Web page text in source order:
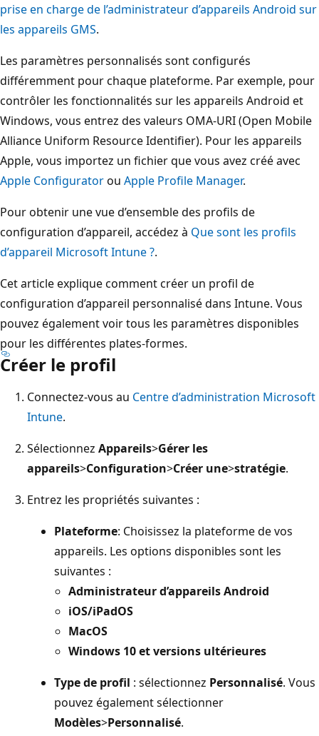
prise en charge de l’administrateur d’appareils Android sur
les appareils GMS.
Les paramètres personnalisés sont configurés
différemment pour chaque plateforme. Par exemple, pour
contrôler les fonctionnalités sur les appareils Android et
Windows, vous entrez des valeurs OMA-URI (Open Mobile
Alliance Uniform Resource Identifier). Pour les appareils
Apple, vous importez un fichier que vous avez créé avec
Apple Configuratorou Apple Profile Manager.
Pour obtenir une vue d’ensemble des profils de
configuration d’appareil, accédez à Que sont les profils
d’appareil Microsoft Intune ?.
Cet article explique comment créer un profil de
configuration d’appareil personnalisé dans Intune. Vous
pouvez également voir tous les paramètres disponibles
pour les différentes plates-formes.
Créer le profil
Connectez-vous au Centre d’administration Microsoft
Intune.
Sélectionnez Appareils>Gérer les
appareils>Configuration>Créer une>stratégie.
Entrez les propriétés suivantes :
Plateforme: Choisissez la plateforme de vos
appareils. Les options disponibles sont les
suivantes :
Administrateur d’appareils Android
iOS/iPadOS
MacOS
Windows 10 et versions ultérieures
Type de profil : sélectionnez Personnalisé. Vous
pouvez également sélectionner
Modèles>Personnalisé.